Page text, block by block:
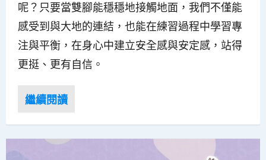
呢？只要當雙腳能穩穩地接觸地面，我們不僅能
感受到與大地的連結，也能在練習過程中學習專
注與平衡，在身心中建立安全感與安定感，站得
更挺、更有自信。